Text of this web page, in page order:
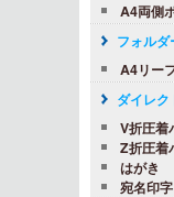
A4両側
フォル
A4リー
ダイレ
V折圧着
Z折圧着
はがき
宛名印字